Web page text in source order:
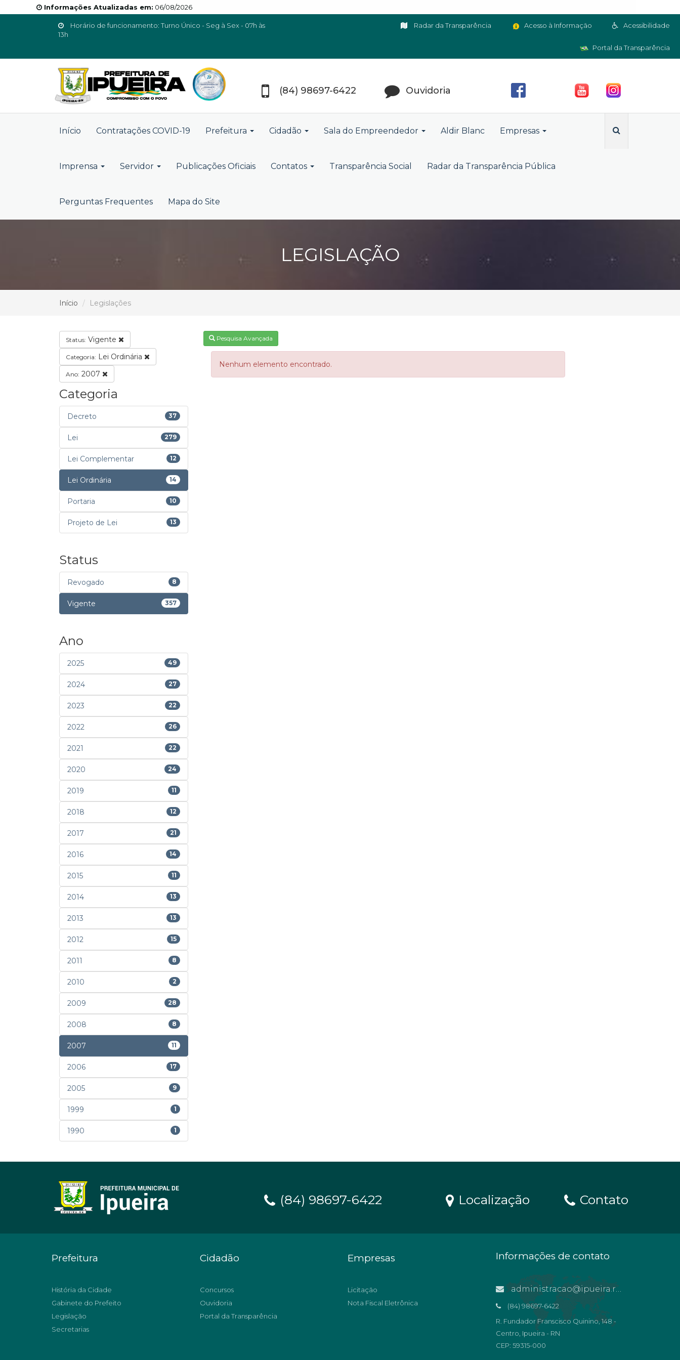
Informações Atualizadas em: 06/08/2026
Horário de funcionamento: Turno Único - Seg à Sex - 07h às
13h
Acessibilidade
Acesso à Informação
Radar da Transparência
Portal da Transparência
(84) 98697-6422 Ouvidoria
Início Contratações COVID-19 Prefeitura Cidadão Sala do Empreendedor Aldir Blanc Empresas
Imprensa Servidor Publicações Oficiais Contatos Transparência Social Radar da Transparência Pública
Perguntas Frequentes Mapa do Site
LEGISLAÇÃO
Início Legislações
Status: Vigente
Categoria: Lei Ordinária
Ano: 2007
Categoria
Decreto 37
Lei 279
Lei Complementar 12
Lei Ordinária 14
Portaria 10
Projeto de Lei 13
Status
Revogado 8
Vigente 357
Ano
2025 49
2024 27
2023 22
2022 26
2021 22
2020 24
2019 11
2018 12
2017 21
2016 14
2015 11
2014 13
2013 13
2012 15
2011 8
2010 2
2009 28
2008 8
2007 11
2006 17
2005 9
1999 1
1990 1
Pesquisa Avançada
Nenhum elemento encontrado.
(84) 98697-6422 Localização Contato
Prefeitura
História da Cidade
Gabinete do Prefeito
Legislação
Secretarias
Cidadão
Concursos
Ouvidoria
Portal da Transparência
Empresas
Licitação
Nota Fiscal Eletrônica
Informações de contato
administracao@ipueira.rn.gov.br
(84) 98697-6422
R. Fundador Franscisco Quinino, 148 -
Centro, Ipueira - RN
CEP: 59315-000